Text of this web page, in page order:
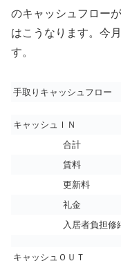
のキャッシュフロー
はこうなります。今
す。
手取りキャッシュフロー
キャッシュＩＮ
合計
賃料
更新料
礼金
入居者負担修
キャッシュＯＵＴ